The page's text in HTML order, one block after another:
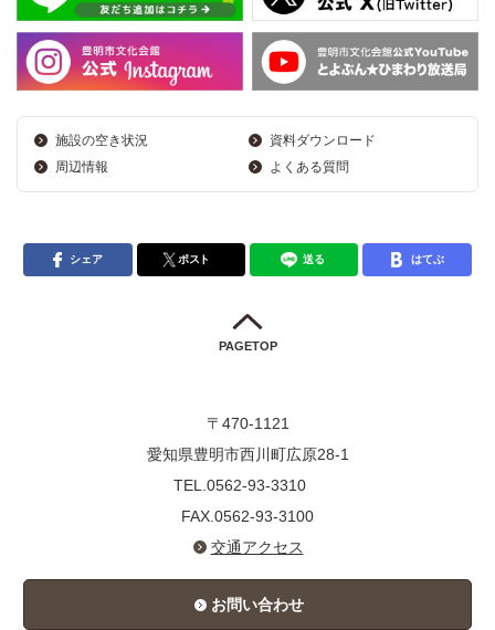
施設の空き状況
資料ダウンロード
周辺情報
よくある質問
シェア ポスト 送る はてぶ
PAGETOP
〒470-1121
愛知県豊明市西川町広原28-1
TEL.0562-93-3310
FAX.0562-93-3100
交通アクセス
お問い合わせ